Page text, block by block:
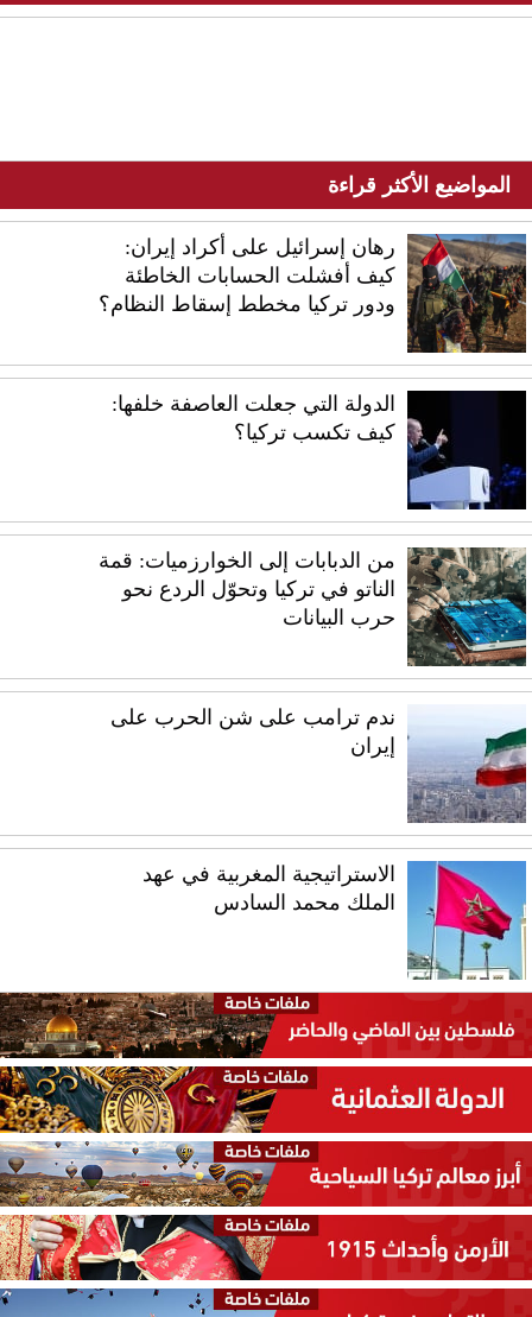
المواضيع الأكثر قراءة
رهان إسرائيل على أكراد إيران:
كيف أفشلت الحسابات الخاطئة
ودور تركيا مخطط إسقاط النظام؟
الدولة التي جعلت العاصفة خلفها:
كيف تكسب تركيا؟
من الدبابات إلى الخوارزميات: قمة
الناتو في تركيا وتحوّل الردع نحو
حرب البيانات
ندم ترامب على شن الحرب على
إيران
الاستراتيجية المغربية في عهد
الملك محمد السادس